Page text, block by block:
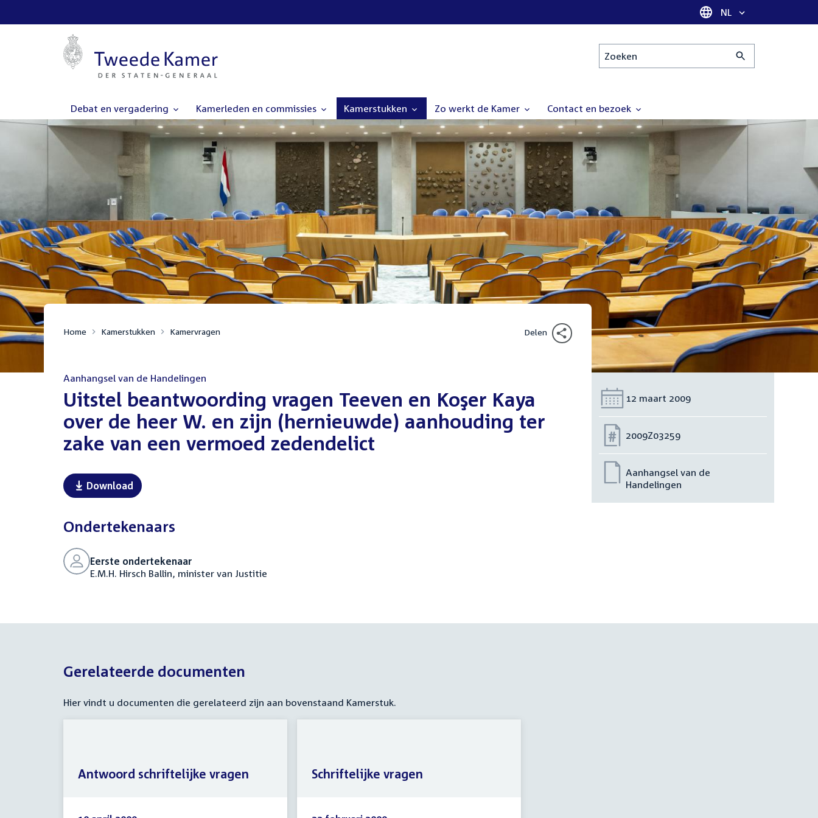
Taal selectie
NL
Zoeken
Debat en vergadering Kamerleden en commissies Kamerstukken Zo werkt de Kamer Contact en bezoek
Home Kamerstukken Kamervragen Delen
Aanhangsel van de Handelingen
:Uitstel beantwoording vragen Teeven en Koşer Kaya
over de heer W. en zijn (hernieuwde) aanhouding ter
zake van een vermoed zedendelict
Download
Ondertekenaars
Eerste ondertekenaar
E.M.H. Hirsch Ballin, minister van Justitie
Datum:
12 maart 2009
Nummer:
2009Z03259
Aanhangsel van de
Handelingen
Gerelateerde documenten
Hier vindt u documenten die gerelateerd zijn aan bovenstaand Kamerstuk.
Antwoord schriftelijke vragen Schriftelijke vragen